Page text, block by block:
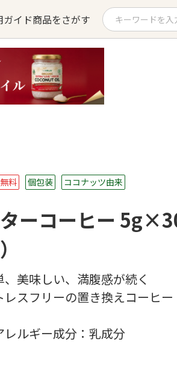
ガイド商品をさがす
らだにいいもの
やつ
料 個包装 ココナッツ由来
ーコーヒー
、美味しい、満腹感が続く
レスフリーの置き換えコーヒー
ルギー成分：乳成分